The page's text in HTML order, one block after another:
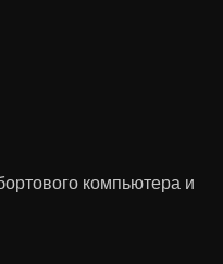
компьютера и